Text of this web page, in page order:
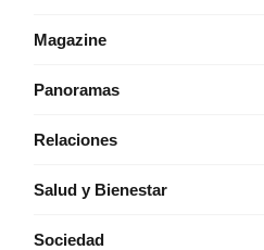
Magazine
Panoramas
Relaciones
Salud y Bienestar
Sociedad